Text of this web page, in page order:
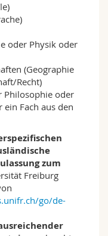
mit
kritisch
des
interdisziplinäre
für soziale
der
und geübt;
und
wie Themen
eigenständiger
können.
im Hinblick
oder Physik oder
(Geographie
Recht)
Philosophie oder
ein Fach aus den
zum
Freiburg
go/de-